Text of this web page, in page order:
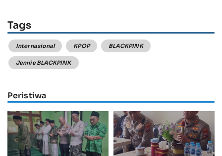
Tags
Internasional KPOP BLACKPINK
Jennie BLACKPINK
Peristiwa